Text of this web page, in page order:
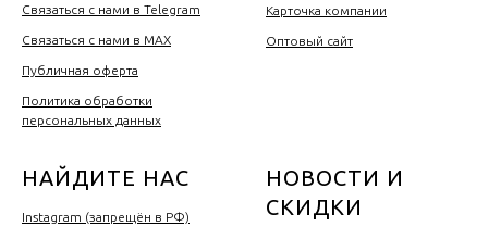
Связаться с нами в Telegram
Связаться с нами в MAX
Публичная оферта
Политика обработки
персональных данных
Карточка компании
Оптовый сайт
НАЙДИТЕ НАС
Instagram (запрещён в РФ)
НОВОСТИ И
СКИДКИ